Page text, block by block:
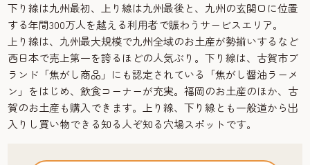
下り線は九州最初、上り線は九州最後と、九州の玄関口に位置
する年間300万人を越える利用者で賑わうサービスエリア。
上り線は、九州最大規模で九州全域のお土産が勢揃いするなど
西日本で売上第一を誇るほどの人気ぶり。下り線は、古賀市ブ
ランド「焦がし商品」にも認定されている「焦がし醤油ラーメ
ン」をはじめ、飲食コーナーが充実。福岡のお土産のほか、古
賀のお土産も購入できます。上り線、下り線とも一般道から出
入りし買い物できる知る人ぞ知る穴場スポットです。